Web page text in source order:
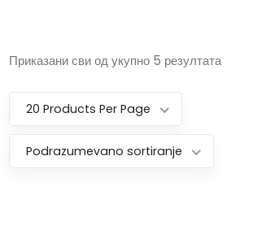
Приказани сви од укупно 5 резултата
20 Products Per Page
Podrazumevano sortiranje